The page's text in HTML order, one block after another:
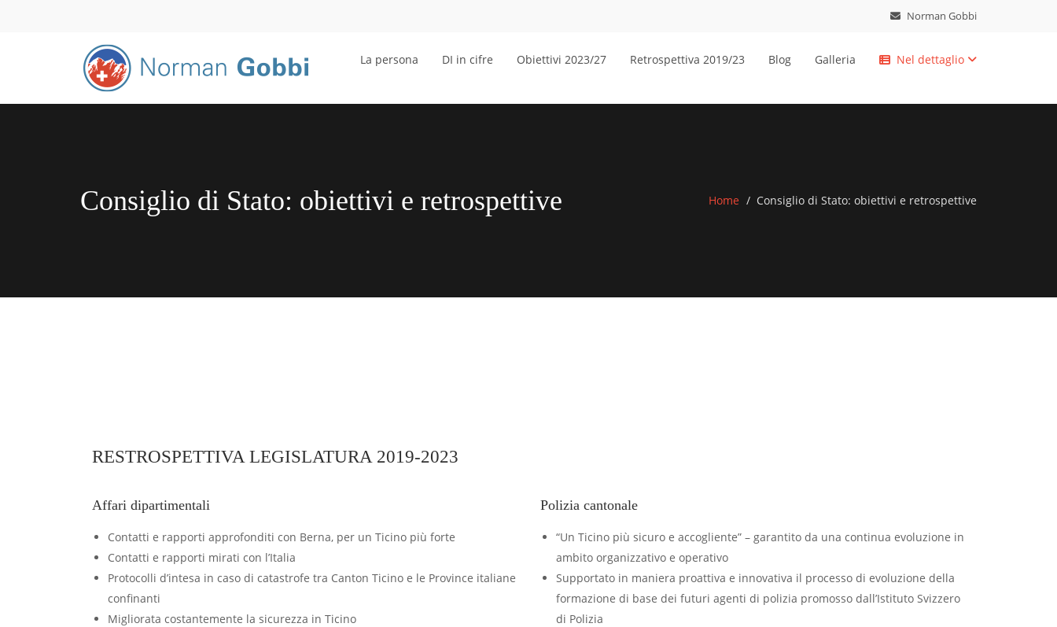
Norman Gobbi
La persona DI in cifre Obiettivi 2023/27 Retrospettiva 2019/23 Blog Galleria Nel dettaglio
Consiglio di Stato: obiettivi e retrospettive Home Consiglio di Stato: obiettivi e retrospettive
RESTROSPETTIVA LEGISLATURA 2019-2023
Affari dipartimentali
Contatti e rapporti approfonditi con Berna, per un Ticino più forte
Contatti e rapporti mirati con l’Italia
Protocolli d’intesa in caso di catastrofe tra Canton Ticino e le Province italiane
confinanti
Migliorata costantemente la sicurezza in Ticino
Polizia cantonale
“Un Ticino più sicuro e accogliente” – garantito da una continua evoluzione in
ambito organizzativo e operativo
Supportato in maniera proattiva e innovativa il processo di evoluzione della
formazione di base dei futuri agenti di polizia promosso dall’Istituto Svizzero
di Polizia